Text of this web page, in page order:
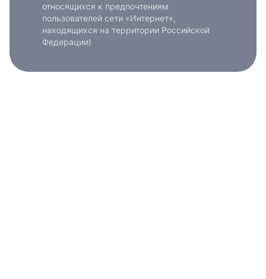
относящихся к предпочтениям
пользователей сети «Интернет»,
находящихся на территории Российской
Федерации)